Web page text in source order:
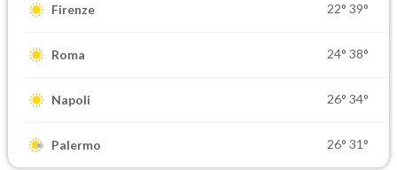
Firenze 22° 39°
Roma 24° 38°
Napoli 26° 34°
Palermo 26° 31°